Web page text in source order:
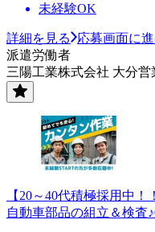
未経験OK
詳細を見る
応募画面に
派遣労働者
三陽工業株式会社 大分営
【20～40代積極採用中
自動車部品の組立＆検